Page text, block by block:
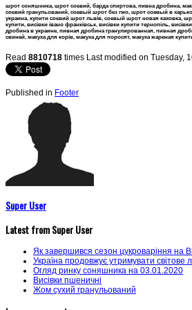
шрот соняшника, шрот соєвий, барда спиртова, пивна дробина,
соєвий гранульований, соевый шрот без гмо, шрот соевый в
украина, купити соєвий шрот львів, соевый шрот новая каховка,
купити, висівки івано франківськ, висівки купити тернопіль,
дробина в украине, пивная дробина гранулированная, пивная
свиней, макуха для корів, макуха для поросят, макуха жареная
Read 8810718 times Last modified on Tuesday,
Published in Footer
Super User
Latest from Super User
Як завершився сезон цукроваріння на
Україна продовжує утримувати
Огляд ринку соняшника на 03.01.2020
Висівки пшеничні
Жом сухий гранульований